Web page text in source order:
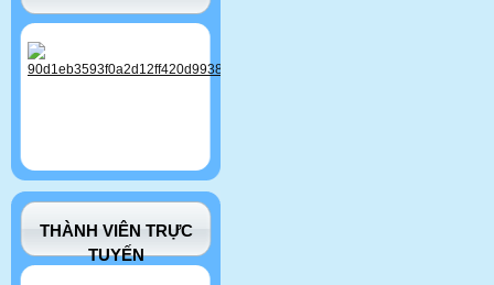
THÀNH VIÊN TRỰC
TUYẾN